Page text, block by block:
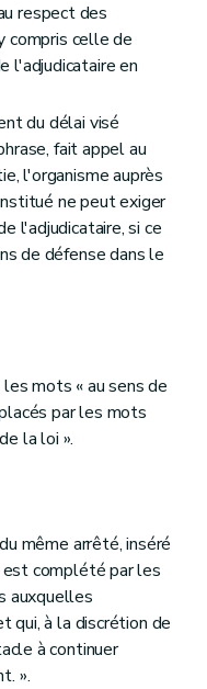
respect des
compris celle de
l'adjudicataire en
du délai visé
fait appel au
l'organisme auprès
ne peut exiger
l'adjudicataire, si ce
de défense dans le
mots « au sens de
par les mots
la loi ».
même arrêté, inséré
complété par les
auxquelles
qui, à la discrétion de
à continuer
».